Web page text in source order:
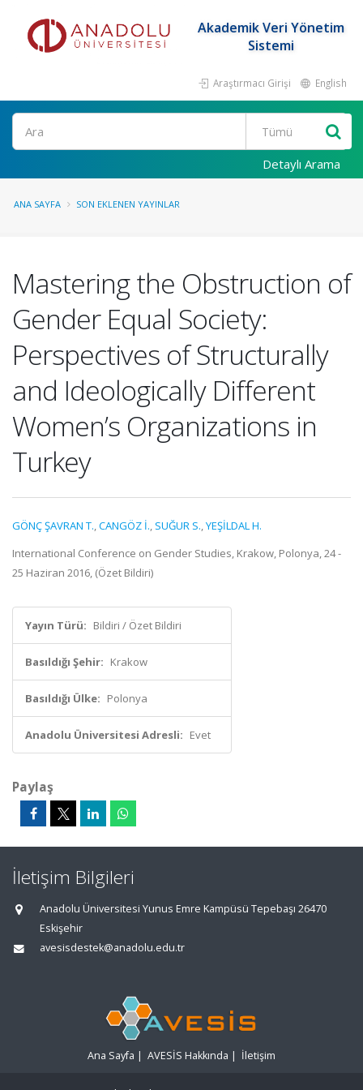
Akademik Veri Yönetim
Sistemi
Araştırmacı Girişi English
Ara
Detaylı Arama
ANA SAYFA SON EKLENEN YAYINLAR
Mastering the Obstruction of
Gender Equal Society:
Perspectives of Structurally
and Ideologically Different
Women’s Organizations in
Turkey
GÖNÇ ŞAVRAN T.,CANGÖZ İ., SUĞUR S.,YEŞİLDAL H.
International Conference on Gender Studies, Krakow, Polonya, 24 -
25 Haziran 2016, (Özet Bildiri)
Yayın Türü: Bildiri / Özet Bildiri
Basıldığı Şehir: Krakow
Basıldığı Ülke: Polonya
Anadolu Üniversitesi Adresli: Evet
Paylaş
İletişim Bilgileri
Anadolu Üniversitesi Yunus Emre Kampüsü Tepebaşı 26470
Eskişehir
avesisdestek@anadolu.edu.tr
Ana Sayfa | AVESİS Hakkında | İletişim